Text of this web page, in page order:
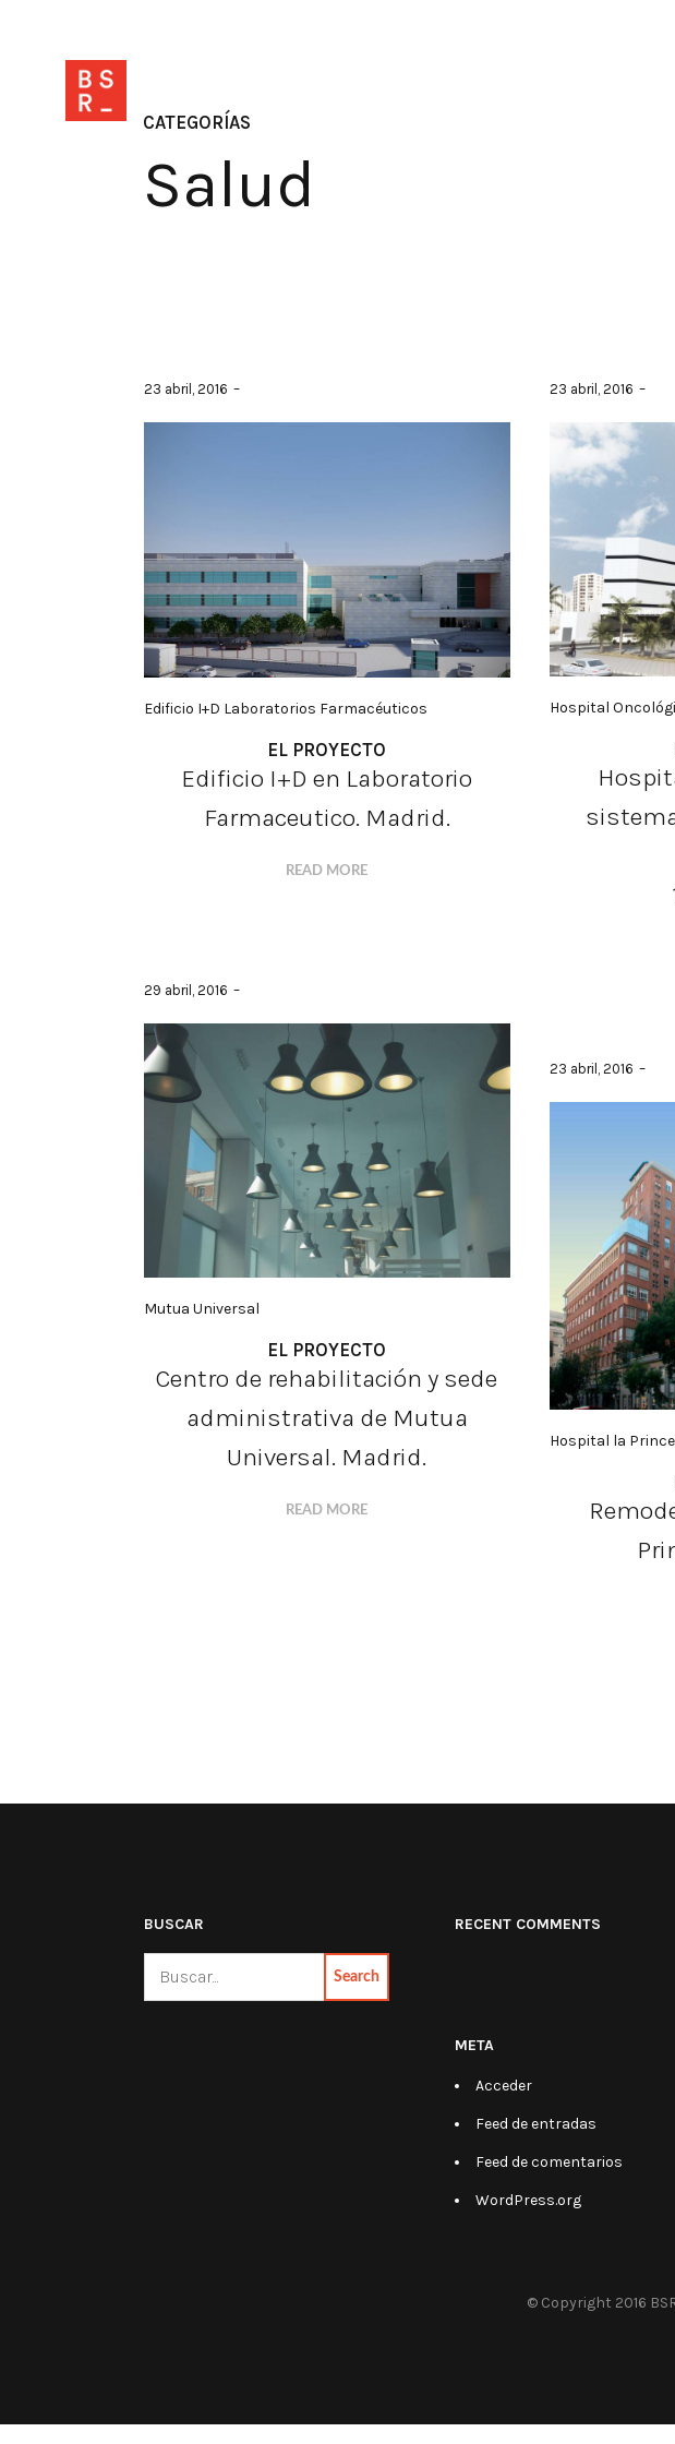
CATEGORÍAS
Salud
23 abril, 2016
Edificio I+D Laboratorios Farmacéuticos
EL PROYECTO
Edificio I+D en Laboratorio
Farmaceutico. Madrid.
READ MORE
23 abril, 2016
Hospital
29 abril, 2016
Mutua Universal
EL PROYECTO
Centro de rehabilitación y sede
administrativa de Mutua
Universal. Madrid.
READ MORE
23 abril, 2016
Hospital la
BUSCAR
Search
RECENT COMMENTS
META
Acceder
Feed de entradas
Feed de comentarios
WordPress.org
© Copyright 2016